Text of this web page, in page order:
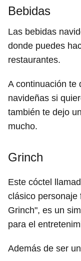
Bebidas
Las bebidas
donde puedes
restaurantes.
A continuación te
navideñas si
también te dejo
mucho.
Grinch
Este cóctel
clásico personaje
Grinch", es un
para el
Además de ser